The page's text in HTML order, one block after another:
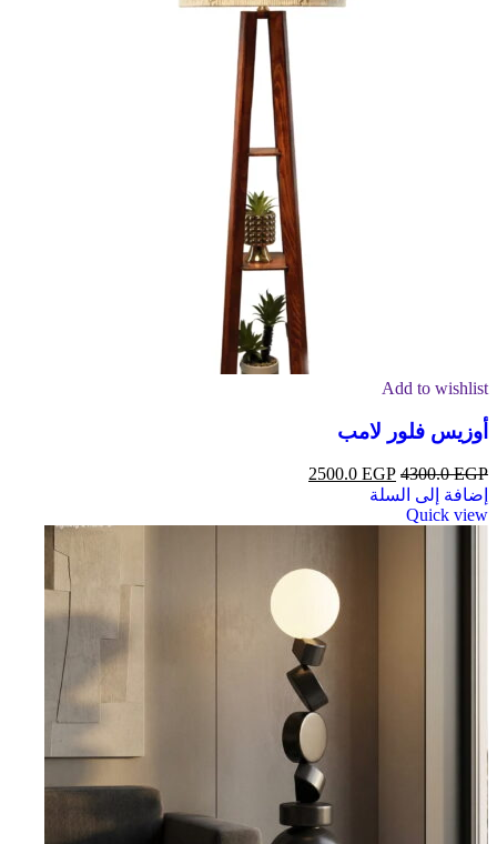
Add to wishlist
أوزيس فلور لامب
4300.0EGP
2500.0 EGP
إضافة إلى السلة
Quick view